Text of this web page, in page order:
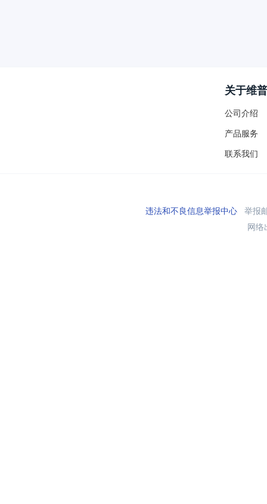
关于维普
公司介绍
产品服务
联系我们
违法和不良信息举报中心举报
网